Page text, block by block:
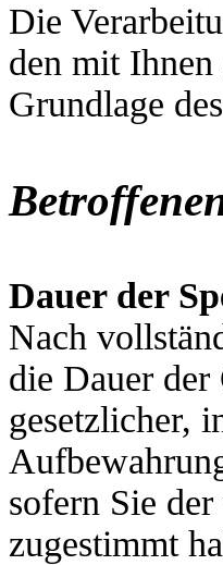
Die
den mit
Grundlage
Dauer der
Nach
die Dauer
gesetzlicher,
sofern Sie
zugestimmt